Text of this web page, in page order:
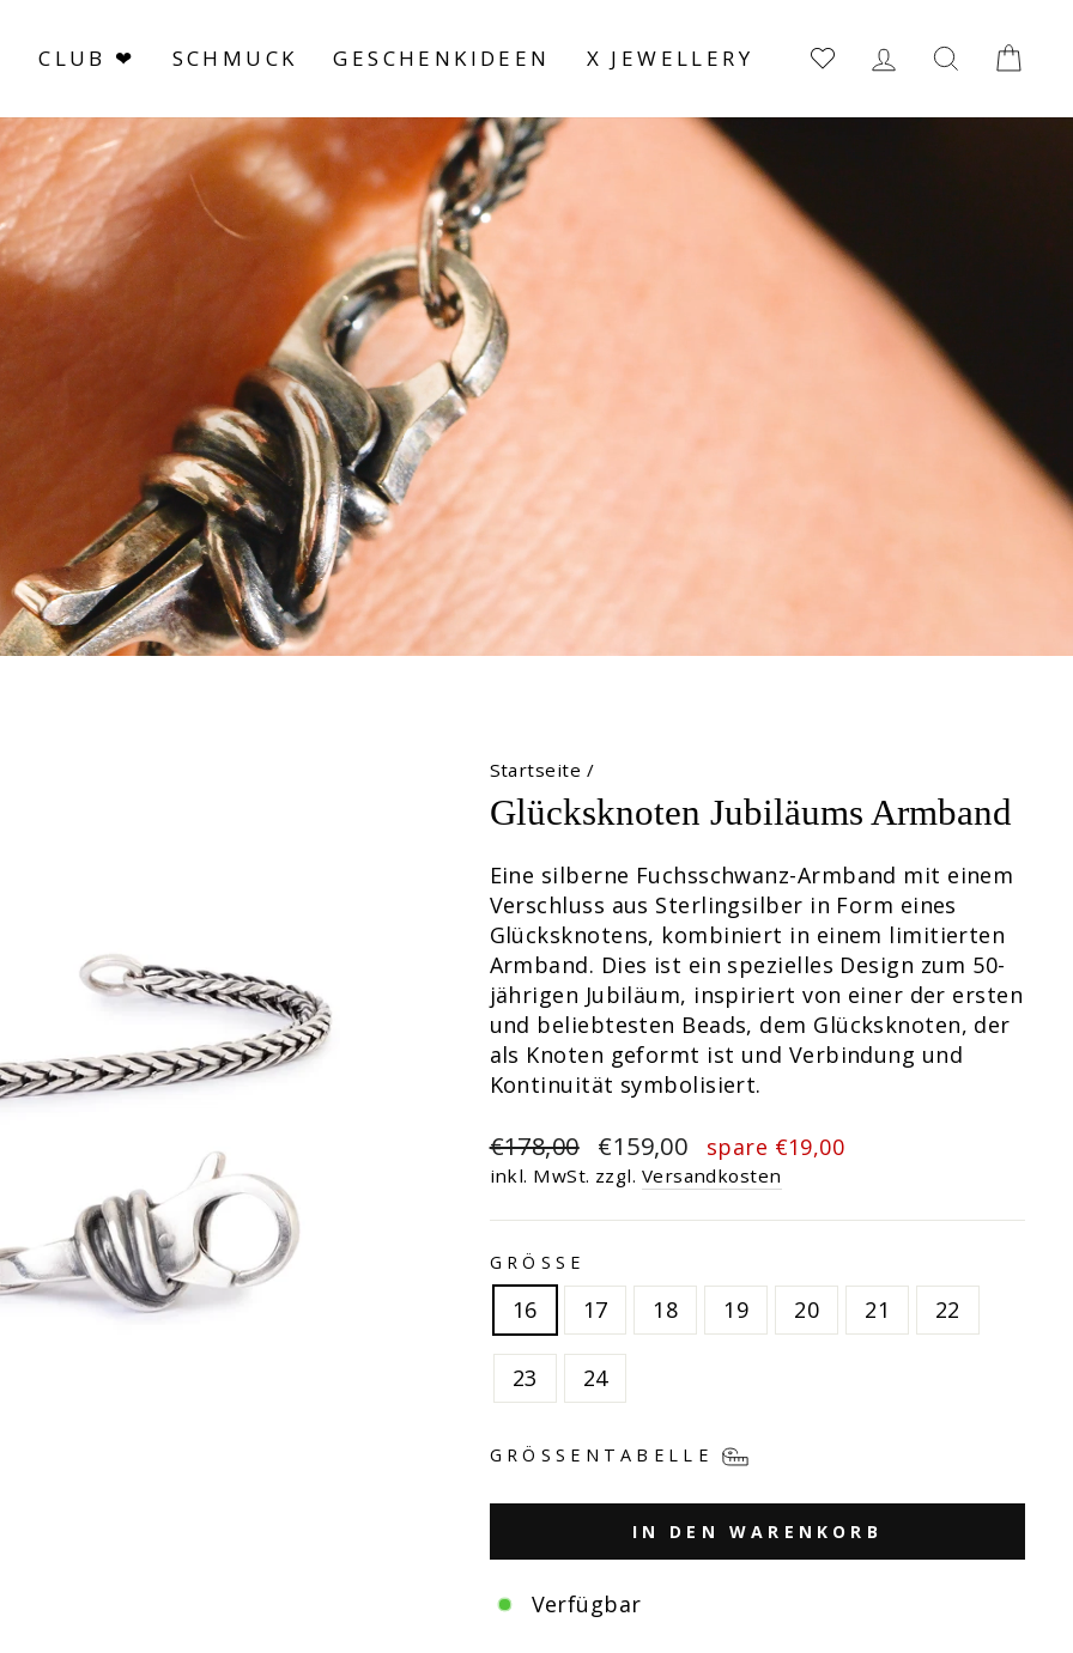
CLUB ❤ SCHMUCK GESCHENKIDEEN X JEWELLERY EINLOGGEN
SUCHE
Startseite /
Glücksknoten Jubiläums Armband
Eine silberne Fuchsschwanz-Armband mit einem
Verschluss aus Sterlingsilber in Form eines
Glücksknotens, kombiniert in einem limitierten
Armband. Dies ist ein spezielles Design zum 50-
jährigen Jubiläum, inspiriert von einer der ersten
und beliebtesten Beads, dem Glücksknoten, der
als Knoten geformt ist und Verbindung und
Kontinuität symbolisiert.
Normaler
Preis
€178,00 Sonderpreis
€159,00 spare €19,00
inkl. MwSt. zzgl. Versandkosten
GRÖSSE
16 17 18 19 20 21 22
23 24
GRÖSSENTABELLE
IN DEN WARENKORB
Verfügbar